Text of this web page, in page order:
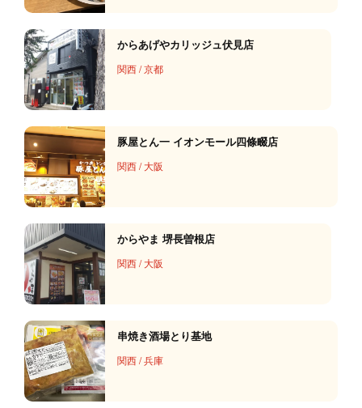
からあげやカリッジュ伏見店
関西/京都
豚屋とん一 イオンモール四條畷店
関西/大阪
からやま 堺長曽根店
関西/大阪
串焼き酒場とり基地
関西/兵庫